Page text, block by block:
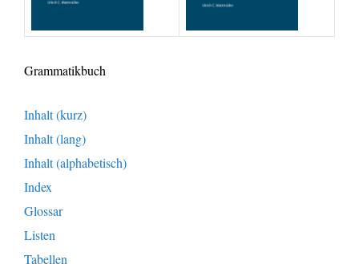
Grammatikbuch
Inhalt (kurz)
Inhalt (lang)
Inhalt (alphabetisch)
Index
Glossar
Listen
Tabellen